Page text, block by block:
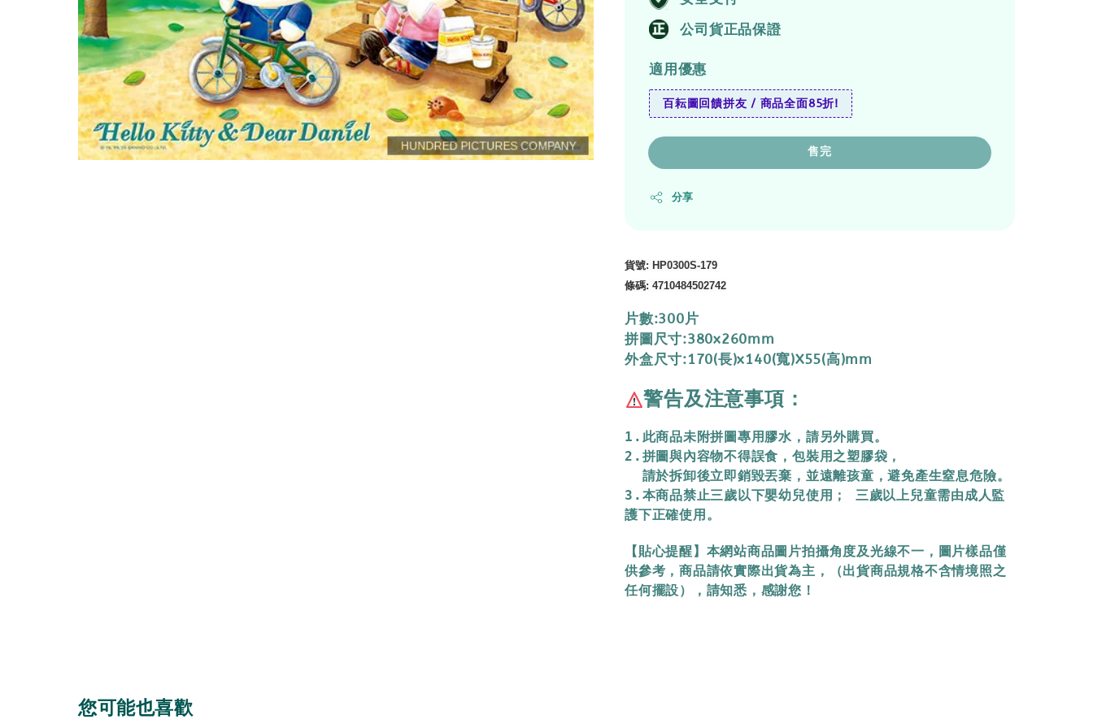
公司貨正品保證
適用優惠
百耘圖回饋拼友 / 商品全面85折!
售完
分享
貨號: HP0300S-179
條碼: 4710484502742
片數:300片
拼圖尺寸:380x260mm
外盒尺寸:170(長)x140(寬)X55(高)mm
警告及注意事項：
1.此商品未附拼圖專用膠水，請另外購買。
2.拼圖與內容物不得誤食，包裝用之塑膠袋，
  請於拆卸後立即銷毀丟棄，
並遠離孩童，避免產生窒息危險。
3.本商品禁止三歲以下嬰幼兒使用； 三歲以上兒童需由成人監
護下正確使用。
【貼心提醒】本網站商品圖片拍攝角度及光線不一，圖片樣品僅
供參考，商品請依實際出貨為主，（出貨商品規格不含情境照之
任何擺設），請知悉，感謝您！
您可能也喜歡